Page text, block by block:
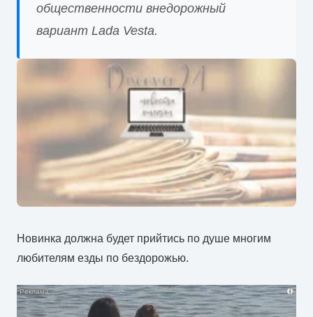
общественности внедорожный
вариант Lada Vesta.
Новинка должна будет прийтись по душе многим
любителям езды по бездорожью.
i